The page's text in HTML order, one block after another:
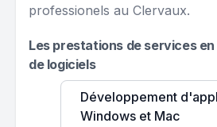
professionels au Clervaux.
Les prestations de services
de logiciels
Développement
Windows et Mac